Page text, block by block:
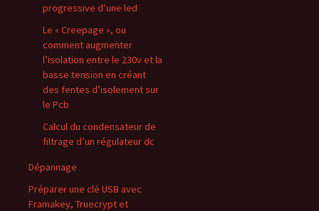
progressive d’une led
Le « Creepage », ou
comment augmenter
l’isolation entre le 230v et la
basse tension en créant
des fentes d’isolement sur
le Pcb
Calcul du condensateur de
filtrage d’un régulateur dc
Dépannage
Préparer une clé USB avec
Framakey, Truecrypt et